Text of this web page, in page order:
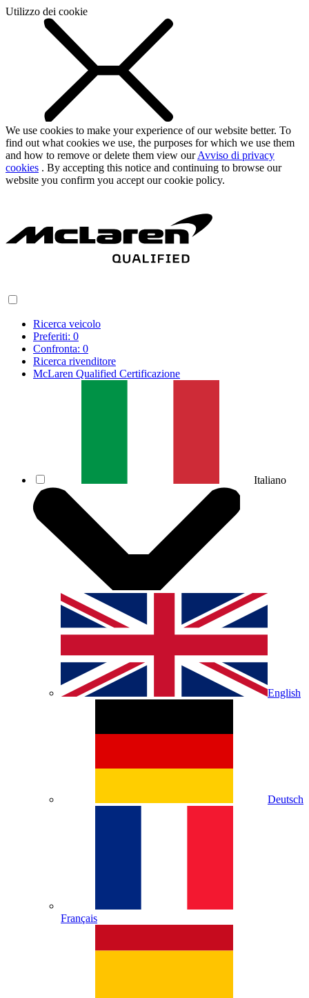
Utilizzo dei cookie
We use cookies to make your experience of our website better. To
find out what cookies we use, the purposes for which we use them
and how to remove or delete them view ourAvviso di privacy
cookies . By accepting this notice and continuing to browse our
website you confirm you accept our cookie policy.
Ricerca veicolo
Preferiti: 0
Confronta: 0
Ricerca rivenditore
McLaren Qualified Certificazione
Italiano
English
Deutsch
Français